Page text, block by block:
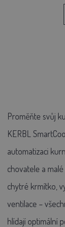
Proměňte svůj
KERBL
automatizaci
chovatele a
chytré krmítko,
ventilace –
hlídají optimální